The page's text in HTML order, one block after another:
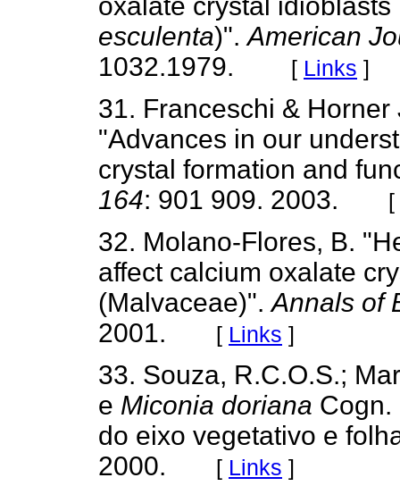
esculenta)".American
1032.1979.
[ Links ]
31. Franceschi &
"Advances in our
crystal formation and
164: 901 909. 2003. [
32. Molano-Flores, B.
affect calcium oxalate
(Malvaceae)".Annals of
2001. [ Links ]
33. Souza, R.C.O.S.;
e Miconia doriana Cogn.
do eixo vegetativo e
2000. [ Links ]